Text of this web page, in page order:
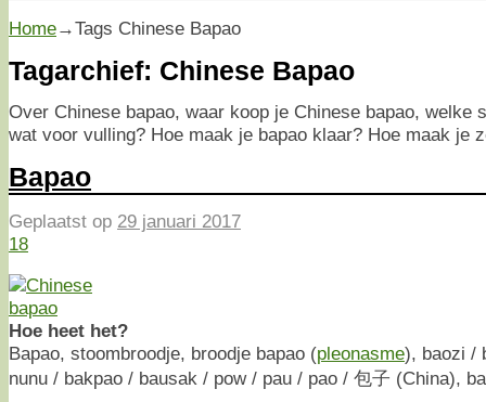
Home→Tags Chinese Bapao
Tagarchief: Chinese Bapao
Over Chinese bapao, waar koop je Chinese bapao, welke
wat voor vulling? Hoe maak je bapao klaar? Hoe maak je
Bapao
Geplaatst op 29 januari 2017
18
Hoe heet het?
Bapao, stoombroodje, broodje bapao (pleonasme), baozi /
nunu / bakpao / bausak / pow / pau / pao / 包子 (China),